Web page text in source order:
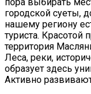
городской суеты,
нашему региону
туриста. Красотой
территория
Леса, реки,
образует здесь
Активно